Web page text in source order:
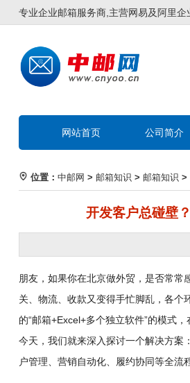
专业企业邮箱服务商,主营网易及阿里企
网站首页 公司简介
位置： 中邮网 > 邮箱知识 > 邮箱知识 >
开发客户总碰壁
朋友，如果你在北京做外贸，是否常
关、物流、收款又变得手忙脚乱，各个
的“邮箱+Excel+多个独立软件”的模式
今天，我们就来深入探讨一个解决方案：
户管理、营销自动化、履约协同等全流